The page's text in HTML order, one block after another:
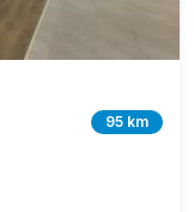
95 km